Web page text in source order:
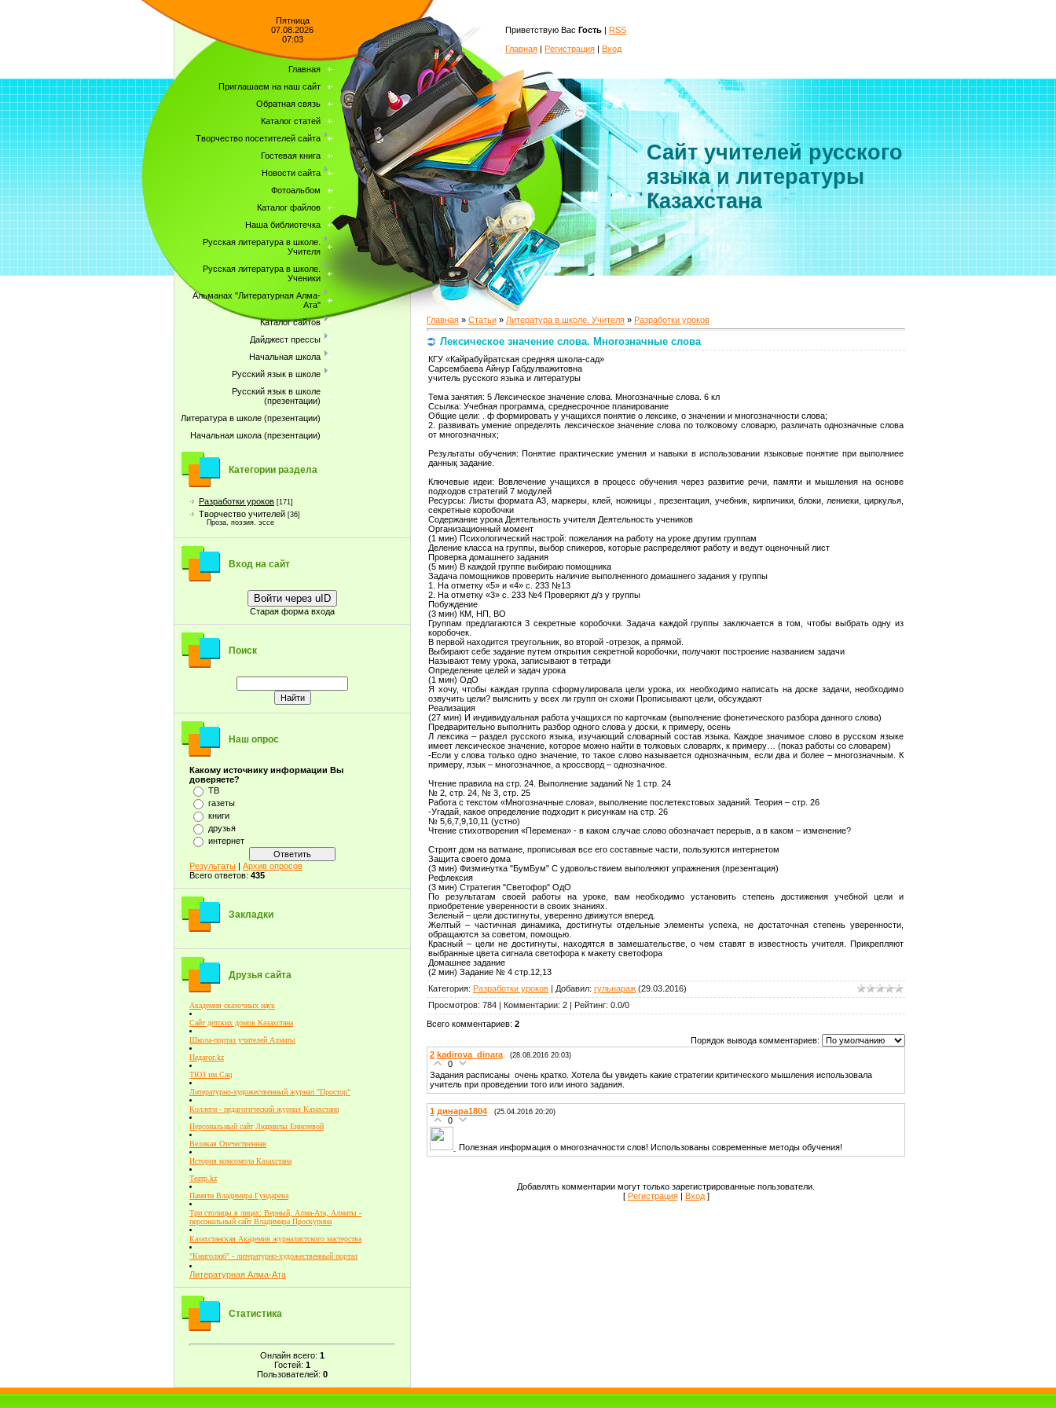
Пятница
07.08.2026
07:03
Главная
Приглашаем на наш сайт
Обратная связь
Каталог статей
Творчество посетителей сайта
Гостевая книга
Новости сайта
Фотоальбом
Каталог файлов
Наша библиотечка
Русская литература в школе.
Учителя
Русская литература в школе.
Ученики
Альманах "Литературная Алма-
Ата"
Каталог сайтов
Дайджест прессы
Начальная школа
Русский язык в школе
Русский язык в школе
(презентации)
Литература в школе (презентации)
Начальная школа (презентации)
Категории раздела
Разработки уроков [171]
Творчество учителей [36]
Проза, поэзия. эссе
Вход на сайт
Войти через uID
Старая форма входа
Поиск
Наш опрос
Какому источнику информации Вы
доверяете?
ТВ
газеты
книги
друзья
интернет
Результаты | Архив опросов
Всего ответов: 435
Закладки
Друзья сайта
Академия сказочных наук
Сайт детских домов Казахстана
Школа-портал учителей Алматы
Педагог.kz
ТЮЗ им.Сац
Литературно-художественный журнал "Простор"
Коллеги - педагогический журнал Казахстана
Персональный сайт Людмилы Енисеевой
Великая Отечественная
История комсомола Казахстана
Театр.kz
Памяти Владимира Гундарева
Три столицы в лицах: Верный, Алма-Ата, Алматы -
персональный сайт Владимира Проскурина
Казахстанская Академия журналистского мастерства
"Книголюб" - литературно-художественный портал
Литературная Алма-Ата
Статистика
Онлайн всего: 1
Гостей: 1
Пользователей: 0
Приветствую Вас Гость | RSS
Главная | Регистрация | Вход
Сайт учителей русского
языка и литературы
Казахстана
Главная » Статьи » Литература в школе. Учителя » Разработки уроков
Лексическое значение слова. Многозначные слова
КГУ «Кайрабуйратская средняя школа-сад»
Сарсембаева Айнур Габдулважитовна
учитель русского языка и литературы
Тема занятия: 5 Лексическое значение слова. Многозначные слова. 6 кл
Ссылка: Учебная программа, среднесрочное планирование
Общие цели: . ф формировать у учащихся понятие о лексике, о значении и многозначности слова;
2. развивать умение определять лексическое значение слова по толковому словарю, различать однозначные слова
от многозначных;
Результаты обучения: Понятие практические умения и навыки в использовании языковые понятие при выполниее
даннық задание.
Ключевые идеи: Вовлечение учащихся в процесс обучения через развитие речи, памяти и мышления на основе
подходов стратегий 7 модулей
Ресурсы: Листы формата А3, маркеры, клей, ножницы , презентация, учебник, кирпичики, блоки, лениеки, циркулья,
секретные коробочки
Содержание урока Деятельность учителя Деятельность учеников
Организационный момент
(1 мин) Психологический настрой: пожелания на работу на уроке другим группам
Деление класса на группы, выбор спикеров, которые распределяют работу и ведут оценочный лист
Проверка домашнего задания
(5 мин) В каждой группе выбираю помощника
Задача помощников проверить наличие выполненного домашнего задания у группы
1. На отметку «5» и «4» с. 233 №13
2. На отметку «3» с. 233 №4 Проверяют д/з у группы
Побуждение
(3 мин) КМ, НП, ВО
Группам предлагаются 3 секретные коробочки. Задача каждой группы заключается в том, чтобы выбрать одну из
коробочек.
В первой находится треугольник, во второй -отрезок, а прямой.
Выбирают себе задание путем открытия секретной коробочки, получают построение названием задачи
Называют тему урока, записывают в тетради
Определение целей и задач урока
(1 мин) ОдО
Я хочу, чтобы каждая группа сформулировала цели урока, их необходимо написать на доске задачи, необходимо
озвучить цели? выяснить у всех ли групп он схожи Прописывают цели, обсуждают
Реализация
(27 мин) И индивидуальная работа учащихся по карточкам (выполнение фонетического разбора данного слова)
Предварительно выполнить разбор одного слова у доски, к примеру, осень
Л лексика – раздел русского языка, изучающий словарный состав языка. Каждое значимое слово в русском языке
имеет лексическое значение, которое можно найти в толковых словарях, к примеру… (показ работы со словарем)
-Если у слова только одно значение, то такое слово называется однозначным, если два и более – многозначным. К
примеру, язык – многозначное, а кроссворд – однозначное.
Чтение правила на стр. 24. Выполнение заданий № 1 стр. 24
№ 2, стр. 24, № 3, стр. 25
Работа с текстом «Многозначные слова», выполнение послетекстовых заданий. Теория – стр. 26
-Угадай, какое определение подходит к рисункам на стр. 26
№ 5,6,7,9,10,11 (устно)
Чтение стихотворения «Перемена» - в каком случае слово обозначает перерыв, а в каком – изменение?
Строят дом на ватмане, прописывая все его составные части, пользуются интернетом
Защита своего дома
(3 мин) Физминутка "БумБум" С удовольствием выполняют упражнения (презентация)
Рефлексия
(3 мин) Стратегия "Светофор" ОдО
По результатам своей работы на уроке, вам необходимо установить степень достижения учебной цели и
приобретение уверенности в своих знаниях.
Зеленый – цели достигнуты, уверенно движутся вперед.
Желтый – частичная динамика, достигнуты отдельные элементы успеха, не достаточная степень уверенности,
обращаются за советом, помощью.
Красный – цели не достигнуты, находятся в замешательстве, о чем ставят в известность учителя. Прикрепляют
выбранные цвета сигнала светофора к макету светофора
Домашнее задание
(2 мин) Задание № 4 стр.12,13
Категория: Разработки уроков | Добавил: гульнараж (29.03.2016)
Просмотров: 784 | Комментарии: 2 | Рейтинг: 0.0/0
Всего комментариев: 2
Порядок вывода комментариев:
2 kadirova_dinara (28.08.2016 20:03)
0
Задания расписаны очень кратко. Хотела бы увидеть какие стратегии критического мышления использовала
учитель при проведении того или иного задания.
1 динара1804 (25.04.2016 20:20)
0
Полезная информация о многозначности слов! Использованы современные методы обучения!
Добавлять комментарии могут только зарегистрированные пользователи.
[ Регистрация| Вход]